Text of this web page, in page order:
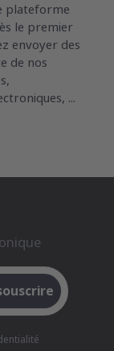
plateforme
le premier
envoyer des
de nos
...